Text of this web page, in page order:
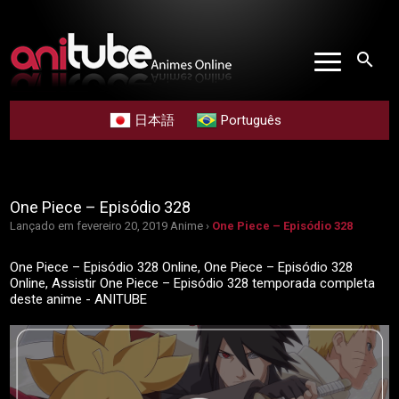
search
日本語 Português
One Piece – Episódio 328
Lançado em fevereiro 20, 2019 Anime › One Piece – Episódio 328
One Piece – Episódio 328 Online, One Piece – Episódio 328
Online, Assistir One Piece – Episódio 328 temporada completa
deste anime - ANITUBE